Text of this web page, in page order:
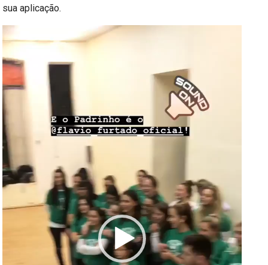
sua aplicação.
de
vídeo